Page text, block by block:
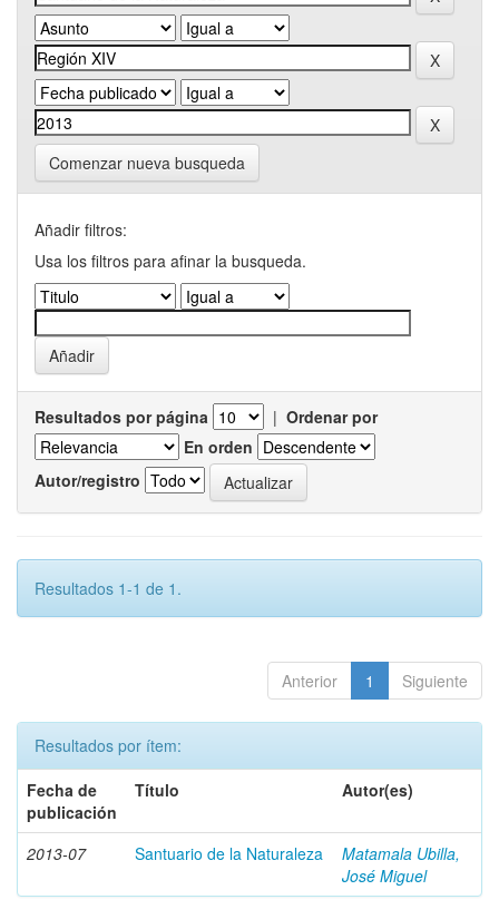
Comenzar nueva busqueda
Añadir filtros:
Usa los filtros para afinar la busqueda.
Resultados por página | Ordenar por
En orden
Autor/registro
Resultados 1-1 de 1.
Anterior 1 Siguiente
Resultados por ítem:
Fecha de
publicación
Título Autor(es)
2013-07 Santuario de la Naturaleza
Matamala Ubilla,
José Miguel